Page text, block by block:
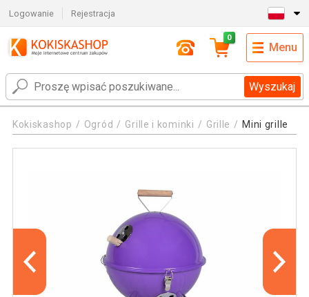
Logowanie Rejestracja
Wyszukaj
0
Menu
Kokiskashop Ogród Grille i kominki Grille Mini grille